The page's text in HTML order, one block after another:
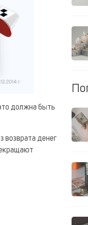
должна быть
возврата денег